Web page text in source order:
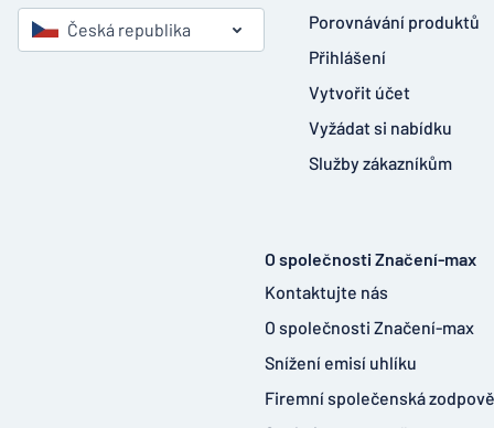
Česká republika
Porovnávání produktů
Přihlášení
Vytvořit účet
Vyžádat si nabídku
Služby zákazníkům
O společnosti Značení-max
Kontaktujte nás
O společnosti Značení-max
Snížení emisí uhlíku
Firemní společenská